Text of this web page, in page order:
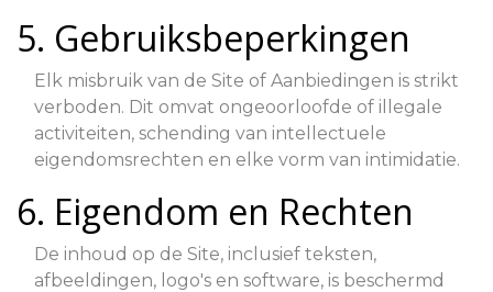
5. Gebruiksbeperkingen
Elk misbruik van de Site of Aanbiedingen is strikt
verboden. Dit omvat ongeoorloofde of illegale
activiteiten, schending van intellectuele
eigendomsrechten en elke vorm van intimidatie.
6. Eigendom en Rechten
De inhoud op de Site, inclusief teksten,
afbeeldingen, logo's en software, is beschermd